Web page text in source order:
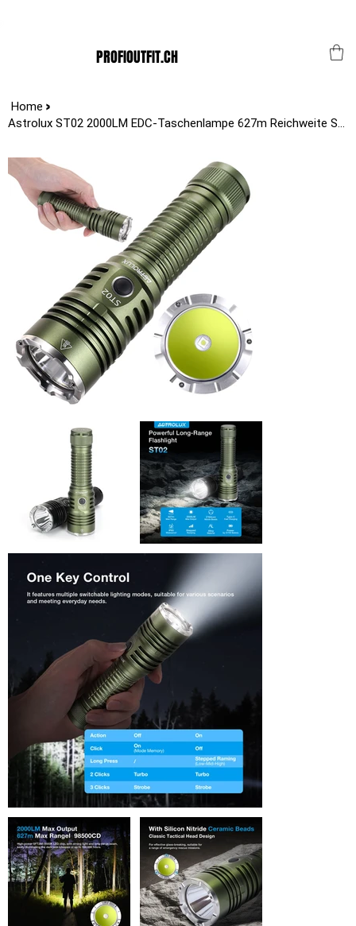
PROFIOUTFIT.CH
Home >
Astrolux ST02 2000LM EDC-Taschenlampe 627m Reichweite Schwarz